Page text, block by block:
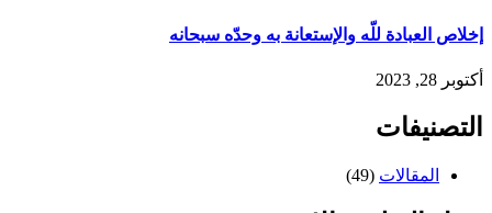
إخلاص العبادة للّه والإستعانة به وحدّه سبحانه
أكتوبر 28, 2023
التصنيفات
المقالات (49)